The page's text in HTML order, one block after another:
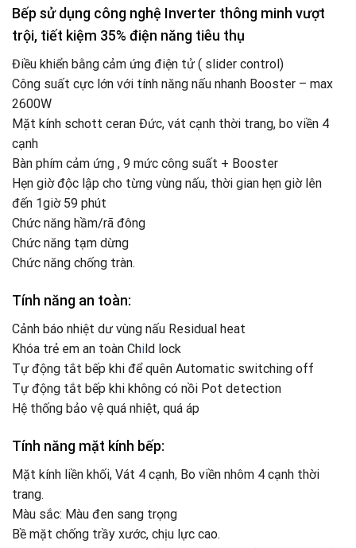
Bếp sử dụng công nghệ Inverter thông minh vượt
trội, tiết kiệm 35% điện năng tiêu thụ
Điều khiển bằng cảm ứng điện tử ( slider control)
Công suất cực lớn với tính năng nấu nhanh Booster – max
2600W
Mặt kính schott ceran Đức, vát cạnh thời trang, bo viền 4
cạnh
Bàn phím cảm ứng , 9 mức công suất + Booster
Hẹn giờ độc lập cho từng vùng nấu, thời gian hẹn giờ lên
đến 1giờ 59 phút
Chức năng hầm/rã đông
Chức năng tạm dừng
Chức năng chống tràn.
Tính năng an toàn:
Cảnh báo nhiệt dư vùng nấu Residual heat
Khóa trẻ em an toàn Child lock
Tự động tắt bếp khi để quên Automatic switching off
Tự động tắt bếp khi không có nồi Pot detection
Hệ thống bảo vệ quá nhiệt, quá áp
Tính năng mặt kính bếp:
Mặt kính liền khối, Vát 4 cạnh, Bo viền nhôm 4 cạnh thời
trang.
Màu sắc: Màu đen sang trọng
Bề mặt chống trầy xước, chịu lực cao.